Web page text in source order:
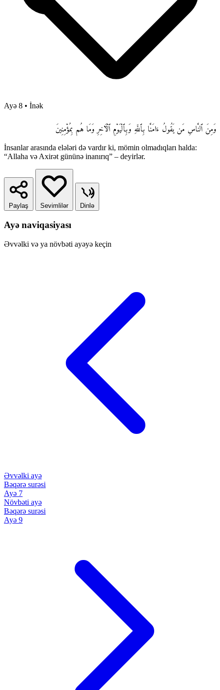
Ayə 8 • İnək
وَمِنَ ٱلنَّاسِ مَن يَقُولُ ءَامَنَّا بِٱللَّهِ وَبِٱلْيَوْمِ ٱلْـَٔاخِرِ وَمَا هُم بِمُؤْمِنِينَ
İnsanlar arasında elələri də vardır ki, mömin olmadıqları halda:
“Allaha və Axirət gününə inanırıq” – deyirlər.
Paylaş Sevimlilər Dinlə
Ayə naviqasiyası
Əvvəlki və ya növbəti ayəyə keçin
Əvvəlki ayə
Bəqərə surəsi
Ayə 7
Növbəti ayə
Bəqərə surəsi
Ayə 9